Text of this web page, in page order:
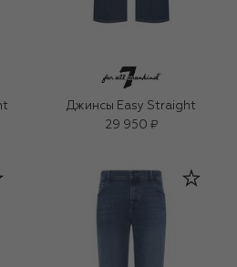
Джинсы Easy Straight
29 950 ₽